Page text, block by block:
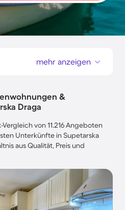
mehr anzeigen
&
Draga
von 11.216 Angeboten
Unterkünfte in Supetarska
aus Qualität, Preis und